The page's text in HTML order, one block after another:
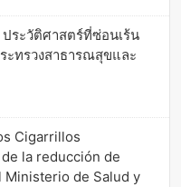
ระวัติศาสตร์ที่ซ่อนเร้น
ะทรวงสาธารณสุขและ
Cigarrillos
la reducción de
de Salud y